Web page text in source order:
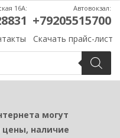
Скачать прайс-лист
16А: Автовокзал:
+79205515700
могут
цены, наличие